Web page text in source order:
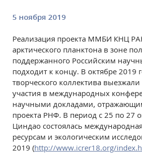
5 ноября 2019
Реализация проекта ММБИ КНЦ
арктического планктона в зоне
поддержанного Российским
подходит к концу. В октябре 2019
творческого коллектива
участия в международных
научными докладами,
проекта РНФ. В период с 25 по 27
Циндао состоялась
ресурсам и экологическим
2019 (http://www.icrer18.org/